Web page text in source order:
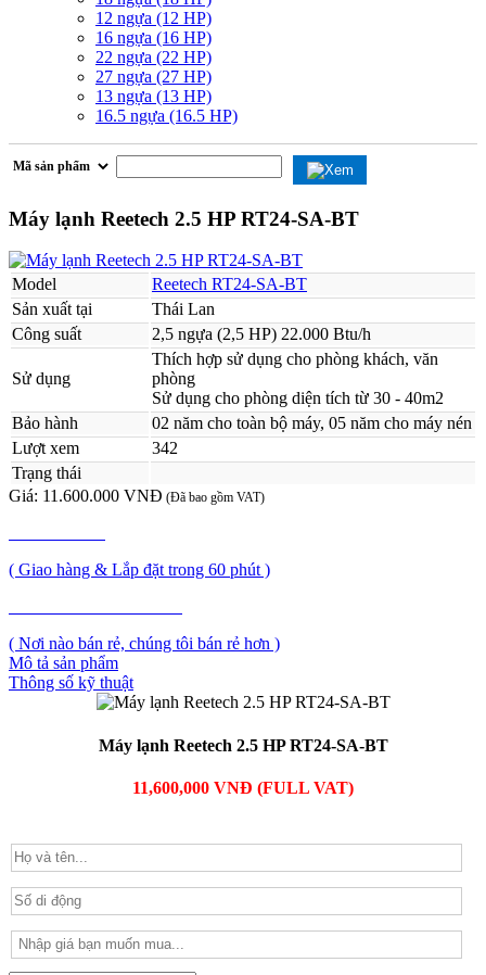
12 ngựa (12 HP)
16 ngựa (16 HP)
22 ngựa (22 HP)
27 ngựa (27 HP)
13 ngựa (13 HP)
16.5 ngựa (16.5 HP)
Máy lạnh Reetech 2.5 HP RT24-SA-BT
Model
Reetech RT24-SA-BT
Sản xuất tại
Thái Lan
Công suất
2,5 ngựa (2,5 HP) 22.000 Btu/h
Sử dụng
Thích hợp sử dụng cho phòng khách, văn
phòng
Sử dụng cho phòng diện tích từ 30 - 40m2
Bảo hành
02 năm cho toàn bộ máy, 05 năm cho máy nén
Lượt xem
342
Trạng thái
Giá: 11.600.000 VNĐ (Đã bao gồm VAT)
( Giao hàng & Lắp đặt trong 60 phút )
( Nơi nào bán rẻ, chúng tôi bán rẻ hơn )
Mô tả sản phẩm
Thông số kỹ thuật
Máy lạnh Reetech 2.5 HP RT24-SA-BT
11,600,000 VNĐ (FULL VAT)